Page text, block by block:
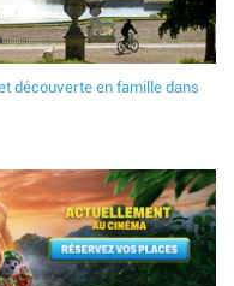
découverte en famille dans